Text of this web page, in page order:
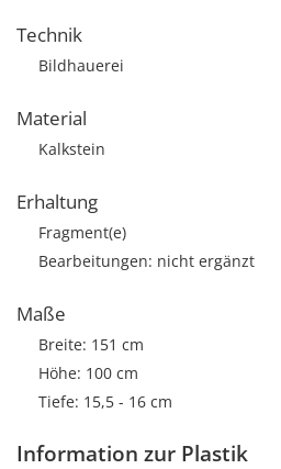
Technik
Bildhauerei
Material
Kalkstein
Erhaltung
Fragment(e)
Bearbeitungen: nicht ergänzt
Maße
Breite: 151 cm
Höhe: 100 cm
Tiefe: 15,5 - 16 cm
Information zur Plastik